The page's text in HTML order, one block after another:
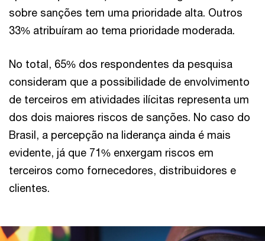
sobre sanções tem uma prioridade alta. Outros
33% atribuíram ao tema prioridade moderada.
No total, 65% dos respondentes da pesquisa
consideram que a possibilidade de envolvimento
de terceiros em atividades ilícitas representa um
dos dois maiores riscos de sanções. No caso do
Brasil, a percepção na liderança ainda é mais
evidente, já que 71% enxergam riscos em
terceiros como fornecedores, distribuidores e
clientes.